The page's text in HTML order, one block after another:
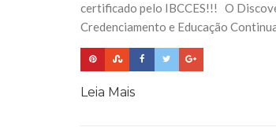
certificado pelo IBCCES!!! O
Credenciamento e Educação
Leia Mais